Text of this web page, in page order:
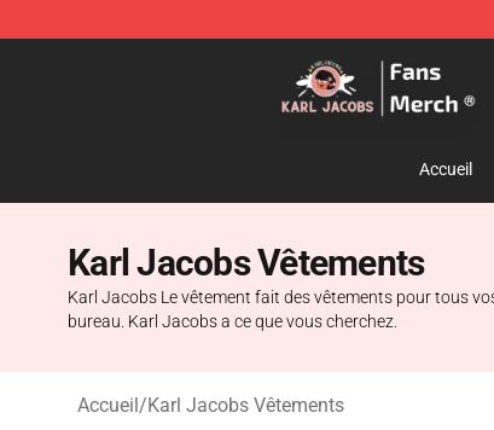
Karl Jacobs Store - Official Karl Jacobs
Accueil
Karl Jacobs Vêtements
Karl Jacobs Le vêtement fait des vêtements pour tous
bureau. Karl Jacobs a ce que vous cherchez.
Accueil/Karl Jacobs Vêtements